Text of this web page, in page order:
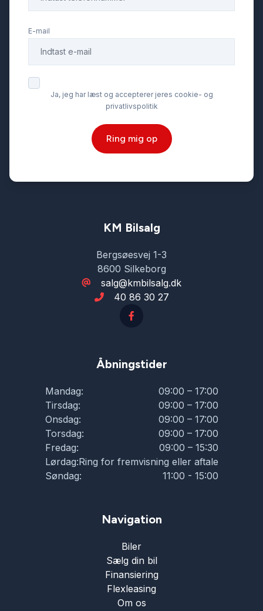
E-mail
Ja, jeg har læst og accepterer jeres cookie- og
privatlivspolitik
Ring mig op
KM Bilsalg
Bergsøesvej 1-3
8600 Silkeborg
salg@kmbilsalg.dk
40 86 30 27
Åbningstider
Mandag:
09:00 – 17:00
Tirsdag:
09:00 – 17:00
Onsdag:
09:00 – 17:00
Torsdag:
09:00 – 17:00
Fredag:
09:00 – 15:30
Lørdag:Ring for fremvisning eller aftale
Søndag:
11:00 - 15:00
Navigation
Biler
Sælg din bil
Finansiering
Flexleasing
Om os